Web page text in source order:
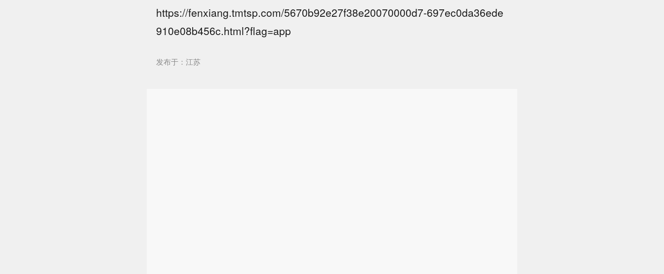
https://fenxiang.tmtsp.com/5670b92e27f38e20070000d7-697ec0da36ede
910e08b456c.html?flag=app
发布于：江苏